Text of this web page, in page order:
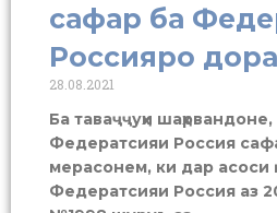
сафар ба
Россияро
28.08.2021
Ба таваҷҷуҳи
Федератсияи Россия
мерасонем, ки дар асоси
Федератсияи Россия аз